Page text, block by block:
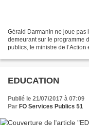
Gérald Darmanin ne joue pas
demeurant sur le programme
publics, le ministre de
EDUCATION
Publié le 21/07/2017 à 07:09
Par FO Services Publics 51